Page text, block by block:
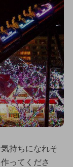
持ちになれそ
ってくださ